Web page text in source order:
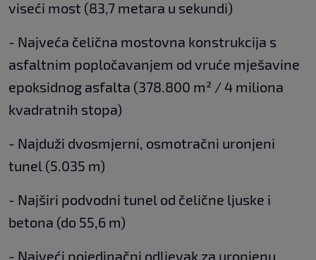
viseći most (83,7 metara u sekundi)
- Najveća čelična mostovna konstrukcija s
asfaltnim popločavanjem od vruće mješavine
epoksidnog asfalta (378.800 m² / 4 miliona
kvadratnih stopa)
- Najduži dvosmjerni, osmotračni uronjeni
tunel (5.035 m)
- Najširi podvodni tunel od čelične ljuske i
betona (do 55,6 m)
- Najveći pojedinačni odljevak za uronjenu